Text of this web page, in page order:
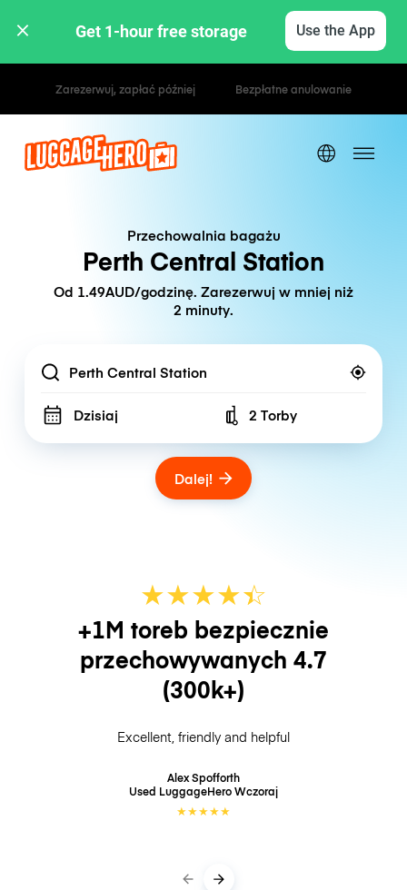
Get 1-hour free storage Use the App
Stawki godzinowe / dzienne
Przechowalnia bagażu
Perth Central Station
Od 1.49AUD/godzinę. Zarezerwuj w mniej niż
2 minuty.
Location
Dzisiaj Number of bags
2 Torby
Dalej!
★★★★☆
★
+1M toreb bezpiecznie
przechowywanych 4.7
(300k+)
Excellent, friendly and helpful
Alex Spofforth
Used LuggageHeroWczoraj
★★★★★